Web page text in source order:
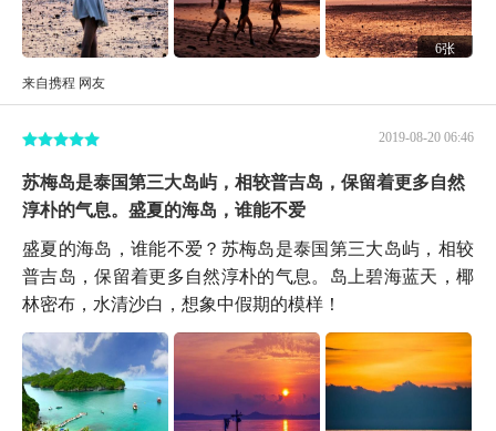
6张
来自携程 网友
2019-08-20 06:46
苏梅岛是泰国第三大岛屿，相较普吉岛，保留着更多自然
淳朴的气息。盛夏的海岛，谁能不爱
盛夏的海岛，谁能不爱？苏梅岛是泰国第三大岛屿，相较
普吉岛，保留着更多自然淳朴的气息。岛上碧海蓝天，椰
林密布，水清沙白，想象中假期的模样！